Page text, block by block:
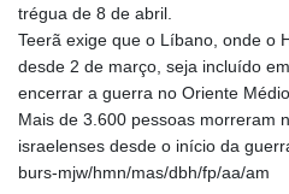
trégua de 8 de abril.
Teerã exige que o Líbano, onde o
desde 2 de março, seja incluído
encerrar a guerra no Oriente Médio.
Mais de 3.600 pessoas morreram
israelenses desde o início da
burs-mjw/hmn/mas/dbh/fp/aa/am